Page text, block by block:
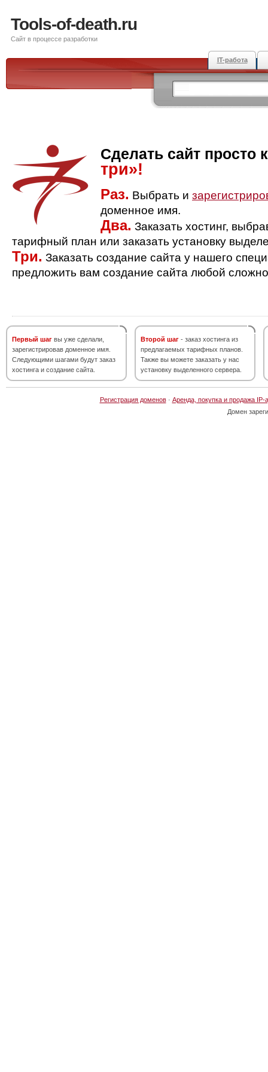
Tools-of-death.ru
Сайт в процессе разработки
IT-работа
Сделать сайт просто
три»!
Раз. Выбрать и
доменное имя.
Два. Заказать хостинг,
тарифный план или заказать установку
Три. Заказать создание сайта у нашего
предложить вам создание сайта любой
Первый шаг вы уже сделали,
зарегистрировав доменное имя.
Следующими шагами будут заказ
хостинга и создание сайта.
Второй шаг - заказ хостинга из
предлагаемых тарифных планов.
Также вы можете заказать у нас
установку выделенного сервера.
Регистрация доменов· Аренда, покупка и продажа IP-
Домен